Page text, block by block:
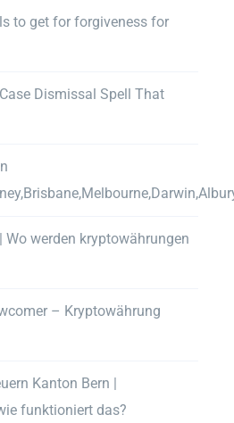
to get for forgiveness for
Dismissal Spell That
Wo werden kryptowährungen
– Kryptowährung
Kanton Bern |
funktioniert das?